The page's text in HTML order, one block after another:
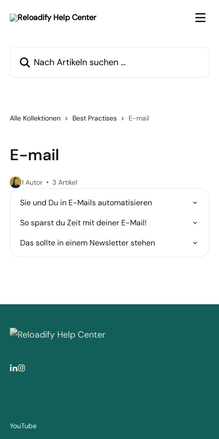
Alle Kollektionen Best Practises E-mail
E-mail
1 Autor 3 Artikel
Sie und Du in E-Mails automatisieren
So sparst du Zeit mit deiner E-Mail!
Das sollte in einem Newsletter stehen
YouTube